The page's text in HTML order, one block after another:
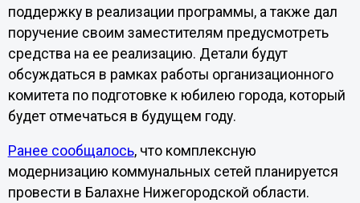
поддержку в реализации программы, а также дал
поручение своим заместителям предусмотреть
средства на ее реализацию. Детали будут
обсуждаться в рамках работы организационного
комитета по подготовке к юбилею города, который
будет отмечаться в будущем году.
Ранее сообщалось, что комплексную
модернизацию коммунальных сетей планируется
провести в Балахне Нижегородской области.